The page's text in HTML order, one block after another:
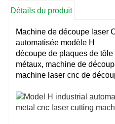
Détails du produit
Machine de découpe laser
automatisée modèle H
découpe de plaques de
métaux, machine de
machine laser cnc de